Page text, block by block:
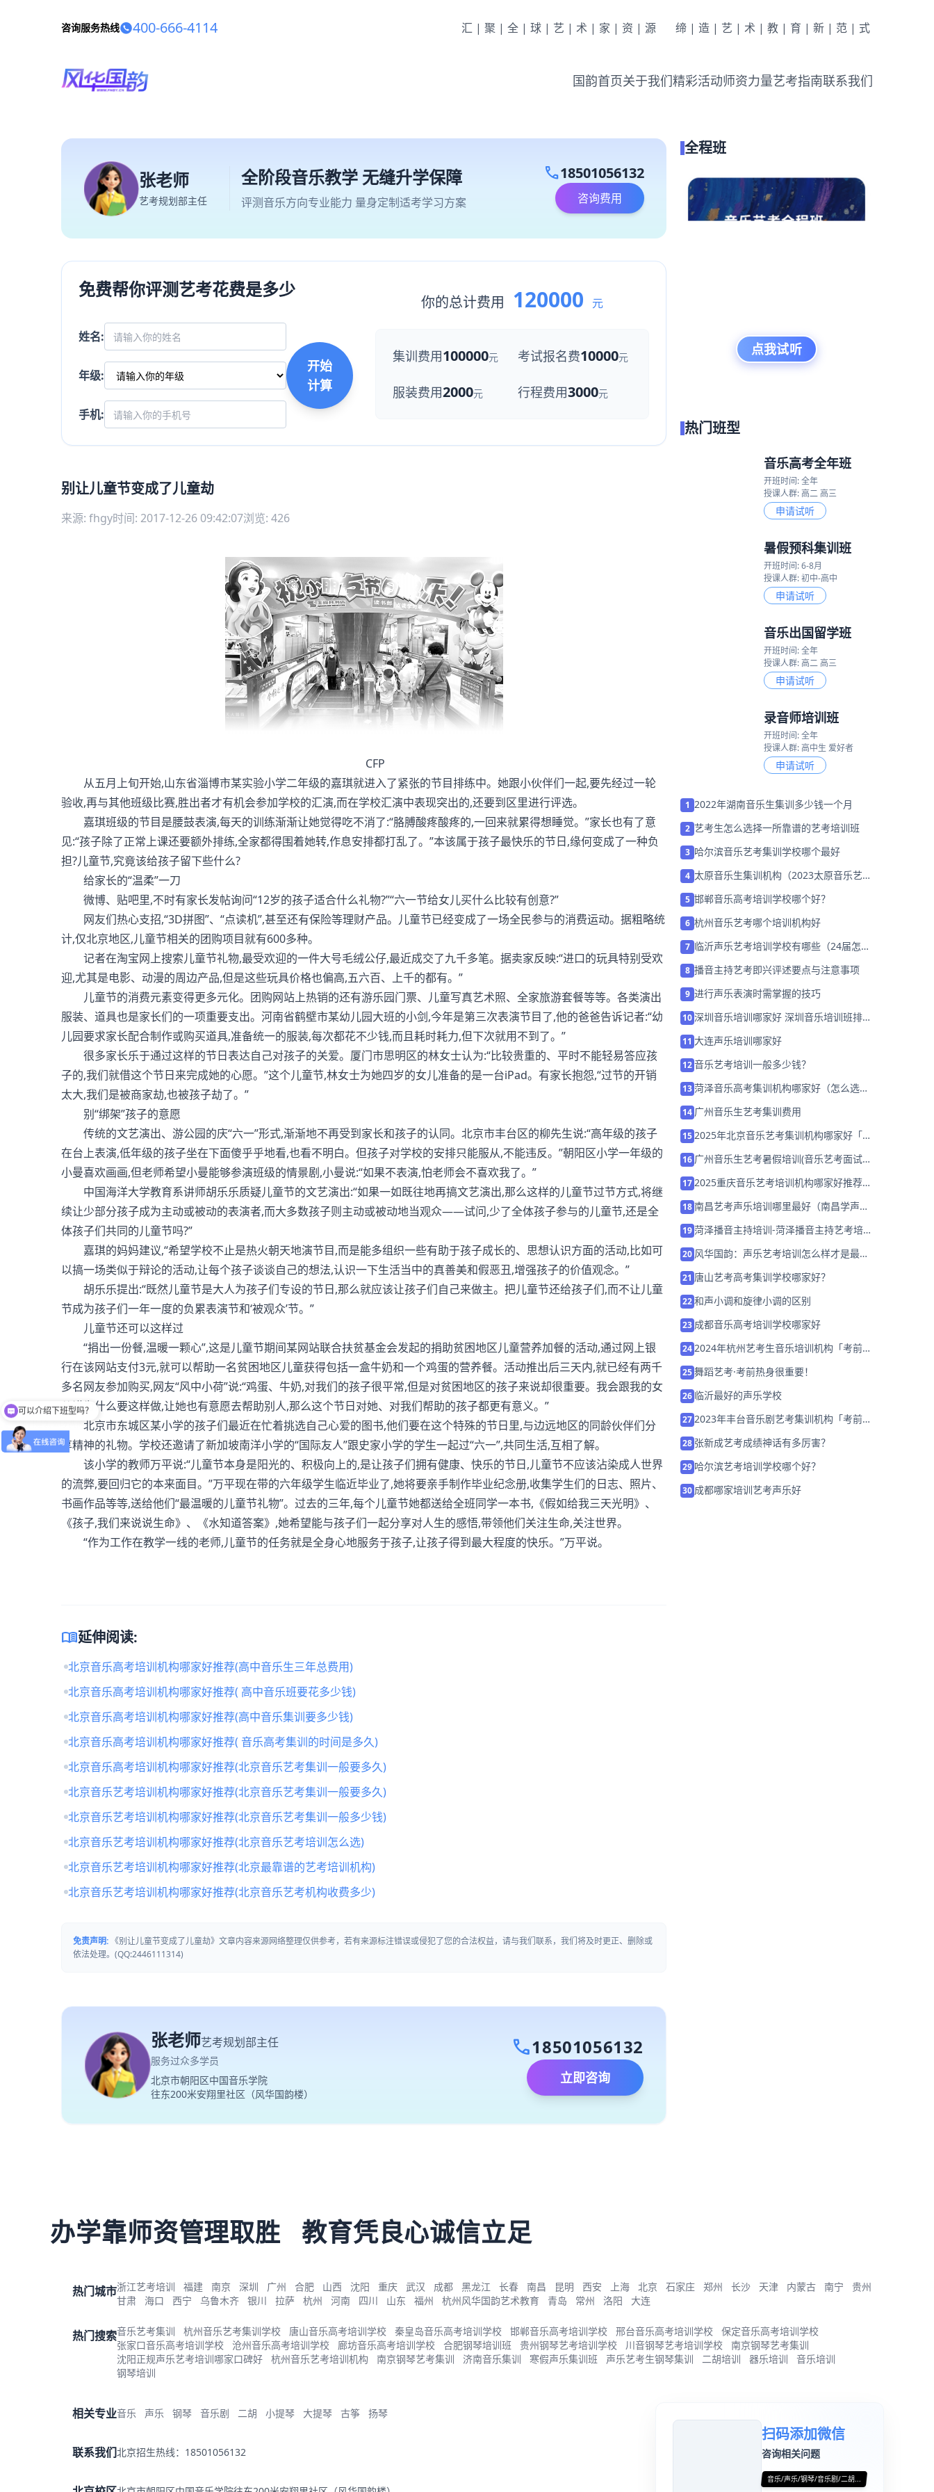
咨询服务热线 400-666-4114 汇|聚|全|球|艺|术|家|资|源 缔|造|艺|术|教|育|新|范|式
国韵首页关于我们精彩活动师资力量艺考指南联系我们
张老师
艺考规划部主任
全阶段音乐教学 无缝升学保障
评测音乐方向专业能力 量身定制适考学习方案
call18501056132
咨询费用
免费帮你评测艺考花费是多少
姓名:
年级:
手机:
开始
计算
你的总计费用 120000 元
集训费用100000元 考试报名费10000元
服装费用2000元 行程费用3000元
别让儿童节变成了儿童劫
来源: fhgy时间: 2017-12-26 09:42:07浏览: 426
CFP
从五月上旬开始,山东省淄博市某实验小学二年级的嘉琪就进入了紧张的节目排练中。她跟小伙伴们一起,要先经过一轮
验收,再与其他班级比赛,胜出者才有机会参加学校的汇演,而在学校汇演中表现突出的,还要到区里进行评选。
嘉琪班级的节目是腰鼓表演,每天的训练渐渐让她觉得吃不消了:“胳膊酸疼酸疼的,一回来就累得想睡觉。”家长也有了意
见:“孩子除了正常上课还要额外排练,全家都得围着她转,作息安排都打乱了。”本该属于孩子最快乐的节日,缘何变成了一种负
担?儿童节,究竟该给孩子留下些什么?
给家长的“温柔”一刀
微博、贴吧里,不时有家长发帖询问“12岁的孩子适合什么礼物?”“六一节给女儿买什么比较有创意?”
网友们热心支招,“3D拼图”、“点读机”,甚至还有保险等理财产品。儿童节已经变成了一场全民参与的消费运动。据粗略统
计,仅北京地区,儿童节相关的团购项目就有600多种。
记者在淘宝网上搜索儿童节礼物,最受欢迎的一件大号毛绒公仔,最近成交了九千多笔。据卖家反映:“进口的玩具特别受欢
迎,尤其是电影、动漫的周边产品,但是这些玩具价格也偏高,五六百、上千的都有。”
儿童节的消费元素变得更多元化。团购网站上热销的还有游乐园门票、儿童写真艺术照、全家旅游套餐等等。各类演出
服装、道具也是家长们的一项重要支出。河南省鹤壁市某幼儿园大班的小剑,今年是第三次表演节目了,他的爸爸告诉记者:“幼
儿园要求家长配合制作或购买道具,准备统一的服装,每次都花不少钱,而且耗时耗力,但下次就用不到了。”
很多家长乐于通过这样的节日表达自己对孩子的关爱。厦门市思明区的林女士认为:“比较贵重的、平时不能轻易答应孩
子的,我们就借这个节日来完成她的心愿。”这个儿童节,林女士为她四岁的女儿准备的是一台iPad。有家长抱怨,“过节的开销
太大,我们是被商家劫,也被孩子劫了。”
别“绑架”孩子的意愿
传统的文艺演出、游公园的庆“六一”形式,渐渐地不再受到家长和孩子的认同。北京市丰台区的柳先生说:“高年级的孩子
在台上表演,低年级的孩子坐在下面傻乎乎地看,也看不明白。但孩子对学校的安排只能服从,不能违反。”朝阳区小学一年级的
小曼喜欢画画,但老师希望小曼能够参演班级的情景剧,小曼说:“如果不表演,怕老师会不喜欢我了。”
中国海洋大学教育系讲师胡乐乐质疑儿童节的文艺演出:“如果一如既往地再搞文艺演出,那么这样的儿童节过节方式,将继
续让少部分孩子成为主动或被动的表演者,而大多数孩子则主动或被动地当观众——试问,少了全体孩子参与的儿童节,还是全
体孩子们共同的儿童节吗?”
嘉琪的妈妈建议,“希望学校不止是热火朝天地演节目,而是能多组织一些有助于孩子成长的、思想认识方面的活动,比如可
以搞一场类似于辩论的活动,让每个孩子谈谈自己的想法,认识一下生活当中的真善美和假恶丑,增强孩子的价值观念。”
胡乐乐提出:“既然儿童节是大人为孩子们专设的节日,那么就应该让孩子们自己来做主。把儿童节还给孩子们,而不让儿童
节成为孩子们一年一度的负累表演节和‘被观众’节。”
儿童节还可以这样过
“捐出一份餐,温暖一颗心”,这是儿童节期间某网站联合扶贫基金会发起的捐助贫困地区儿童营养加餐的活动,通过网上银
行在该网站支付3元,就可以帮助一名贫困地区儿童获得包括一盒牛奶和一个鸡蛋的营养餐。活动推出后三天内,就已经有两千
多名网友参加购买,网友“风中小荷”说:“鸡蛋、牛奶,对我们的孩子很平常,但是对贫困地区的孩子来说却很重要。我会跟我的女
儿讲为什么要这样做,让她也有意愿去帮助别人,那么这个节日对她、对我们帮助的孩子都更有意义。”
北京市东城区某小学的孩子们最近在忙着挑选自己心爱的图书,他们要在这个特殊的节日里,与边远地区的同龄伙伴们分
享精神的礼物。学校还邀请了新加坡南洋小学的“国际友人”跟史家小学的学生一起过“六一”,共同生活,互相了解。
该小学的教师万平说:“儿童节本身是阳光的、积极向上的,是让孩子们拥有健康、快乐的节日,儿童节不应该沾染成人世界
的流弊,要回归它的本来面目。”万平现在带的六年级学生临近毕业了,她将要亲手制作毕业纪念册,收集学生们的日志、照片、
书画作品等等,送给他们“最温暖的儿童节礼物”。过去的三年,每个儿童节她都送给全班同学一本书,《假如给我三天光明》、
《孩子,我们来说说生命》、《水知道答案》,她希望能与孩子们一起分享对人生的感悟,带领他们关注生命,关注世界。
“作为工作在教学一线的老师,儿童节的任务就是全身心地服务于孩子,让孩子得到最大程度的快乐。”万平说。
menu_book延伸阅读:
北京音乐高考培训机构哪家好推荐(高中音乐生三年总费用)
北京音乐高考培训机构哪家好推荐( 高中音乐班要花多少钱)
北京音乐高考培训机构哪家好推荐(高中音乐集训要多少钱)
北京音乐高考培训机构哪家好推荐( 音乐高考集训的时间是多久)
北京音乐高考培训机构哪家好推荐(北京音乐艺考集训一般要多久)
北京音乐艺考培训机构哪家好推荐(北京音乐艺考集训一般要多久)
北京音乐艺考培训机构哪家好推荐(北京音乐艺考集训一般多少钱)
北京音乐艺考培训机构哪家好推荐(北京音乐艺考培训怎么选)
北京音乐艺考培训机构哪家好推荐(北京最靠谱的艺考培训机构)
北京音乐艺考培训机构哪家好推荐(北京音乐艺考机构收费多少)
免责声明: 《别让儿童节变成了儿童劫》文章内容来源网络整理仅供参考，若有来源标注错误或侵犯了您的合法权益，请与我们联系，我们将及时更正、删除或
依法处理。(QQ:2446111314)
张老师艺考规划部主任
服务过众多学员
北京市朝阳区中国音乐学院
往东200米安翔里社区（风华国韵楼）
call18501056132
立即咨询
全程班
点我试听
热门班型
音乐高考全年班
开班时间: 全年
授课人群: 高二 高三
申请试听
暑假预科集训班
开班时间: 6-8月
授课人群: 初中-高中
申请试听
音乐出国留学班
开班时间: 全年
授课人群: 高二 高三
申请试听
录音师培训班
开班时间: 全年
授课人群: 高中生 爱好者
申请试听
1 2022年湖南音乐生集训多少钱一个月
2 艺考生怎么选择一所靠谱的艺考培训班
3 哈尔滨音乐艺考集训学校哪个最好
4 太原音乐生集训机构（2023太原音乐艺考
5 邯郸音乐高考培训学校哪个好？
6 杭州音乐艺考哪个培训机构好
7 临沂声乐艺考培训学校有哪些（24届怎么
8 播音主持艺考即兴评述要点与注意事项
9 进行声乐表演时需掌握的技巧
10深圳音乐培训哪家好 深圳音乐培训班排名
11 大连声乐培训哪家好
12音乐艺考培训一般多少钱？
13菏泽音乐高考集训机构哪家好（怎么选
14 广州音乐生艺考集训费用
152025年北京音乐艺考集训机构哪家好「考
16 广州音乐生艺考暑假培训(音乐艺考面试形
172025重庆音乐艺考培训机构哪家好推荐
18南昌艺考声乐培训哪里最好（南昌学声乐
19菏泽播音主持培训-菏泽播音主持艺考培训
20 风华国韵：声乐艺考培训怎么样才是最好
21 唐山艺考高考集训学校哪家好？
22和声小调和旋律小调的区别
23 成都音乐高考培训学校哪家好
242024年杭州艺考生音乐培训机构「考前集
25舞蹈艺考·考前热身很重要！
26 临沂最好的声乐学校
272023年丰台音乐剧艺考集训机构「考前集
28 张新成艺考成绩神话有多厉害？
29 哈尔滨艺考培训学校哪个好？
30 成都哪家培训艺考声乐好
办学靠师资管理取胜 教育凭良心诚信立足
热门城市浙江艺考培训 福建 南京 深圳 广州 合肥 山西 沈阳 重庆 武汉 成都 黑龙江 长春 南昌 昆明 西安 上海 北京 石家庄 郑州 长沙 天津 内蒙古 南宁
贵州
甘肃
海口 西宁 乌鲁木齐 银川 拉萨 杭州 河南 四川 山东 福州 杭州风华国韵艺术教育 青岛 常州 洛阳 大连
热门搜索音乐艺考集训 杭州音乐艺考集训学校 唐山音乐高考培训学校 秦皇岛音乐高考培训学校 邯郸音乐高考培训学校 邢台音乐高考培训学校
保定音乐高考培训学校
张家口音乐高考培训学校
沧州音乐高考培训学校 廊坊音乐高考培训学校 合肥钢琴培训班 贵州钢琴艺考培训学校 川音钢琴艺考培训学校
南京钢琴艺考集训
沈阳正规声乐艺考培训哪家口碑好
杭州音乐艺考培训机构 南京钢琴艺考集训 济南音乐集训 寒假声乐集训班 声乐艺考生钢琴集训 二胡培训 器乐培训
音乐培训
钢琴培训
相关专业音乐 声乐 钢琴 音乐剧 二胡 小提琴 大提琴 古筝 扬琴
联系我们北京招生热线：18501056132
扫码添加微信
咨询相关问题
音乐/声乐/钢琴/音乐剧/二胡...
可以介绍下班型吗？
你们是怎么收费的呢